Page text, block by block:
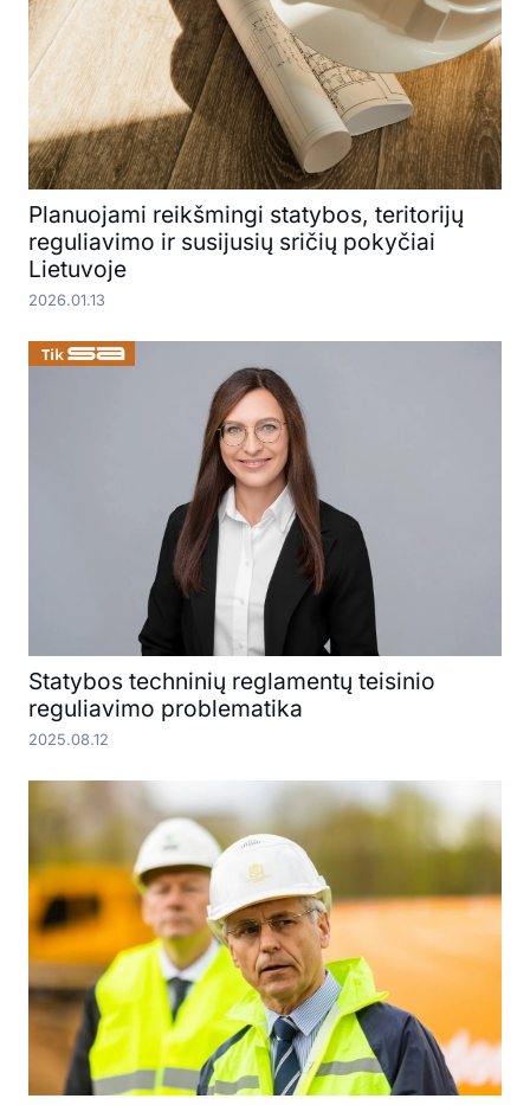
Planuojami reikšmingi statybos, teritorijų
reguliavimo ir susijusių sričių pokyčiai
Lietuvoje
2026.01.13
Statybos techninių reglamentų teisinio
reguliavimo problematika
2025.08.12